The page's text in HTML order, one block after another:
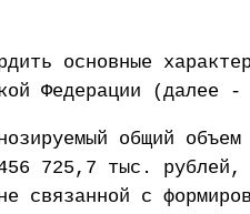
основные
Федерации (далее
общий
725,7 тыс.
связанной с